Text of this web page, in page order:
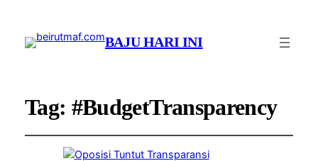
BAJU HARI INI
Tag: #BudgetTransparency